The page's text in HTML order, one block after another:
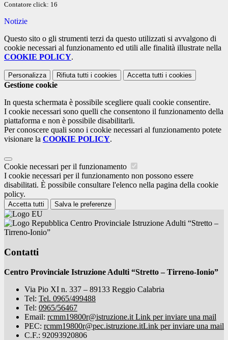
Contatore click: 16
Notizie
Questo sito o gli strumenti terzi da questo utilizzati si avvalgono di
cookie necessari al funzionamento ed utili alle finalità illustrate nella
COOKIE POLICY.
Personalizza Rifiuta tutti i cookies Accetta tutti i cookies
Gestione cookie
In questa schermata è possibile scegliere quali cookie consentire.
I cookie necessari sono quelli che consentono il funzionamento della
piattaforma e non è possibile disabilitarli.
Per conoscere quali sono i cookie necessari al funzionamento potete
visionare la COOKIE POLICY.
Cookie necessari per il funzionamento
I cookie necessari per il funzionamento non possono essere
disabilitati. È possibile consultare l'elenco nella pagina della cookie
policy.
Accetta tutti Salva le preferenze
Centro Provinciale Istruzione Adulti “Stretto –
Tirreno-Ionio”
Contatti
Centro Provinciale Istruzione Adulti “Stretto – Tirreno-Ionio”
Via Pio XI n. 337 – 89133 Reggio Calabria
Tel: Tel. 0965/499488
Tel: 0965/56467
Email: rcmm19800r@istruzione.it Link per inviare una mail
PEC: rcmm19800r@pec.istruzione.itLink per inviare una mail
C.F.: 92093920806